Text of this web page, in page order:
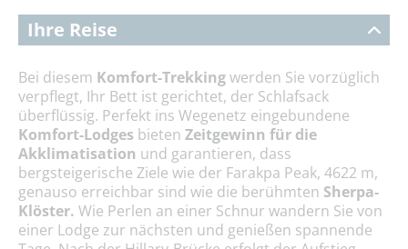
Ihre Reise
Bei diesem Komfort-Trekkingwerden Sie vorzüglich
verpflegt, Ihr Bett ist gerichtet, der Schlafsack
überflüssig. Perfekt ins Wegenetz eingebundene
Komfort-Lodges bieten Zeitgewinn für die
Akklimatisation und garantieren, dass
bergsteigerische Ziele wie der Farakpa Peak, 4622 m,
genauso erreichbar sind wie die berühmten Sherpa-
Klöster. Wie Perlen an einer Schnur wandern Sie von
einer Lodge zur nächsten und genießen spannende